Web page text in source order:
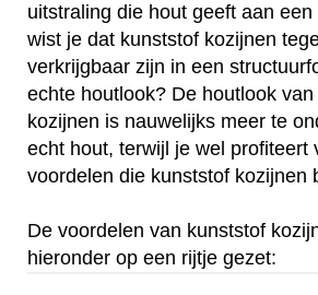
uitstraling die hout geeft aan
wist je dat kunststof kozijnen
verkrijgbaar zijn in een
echte houtlook? De houtlook
kozijnen is nauwelijks meer te
echt hout, terwijl je wel profiteert
voordelen die kunststof kozijnen
De voordelen van kunststof
hieronder op een rijtje gezet: